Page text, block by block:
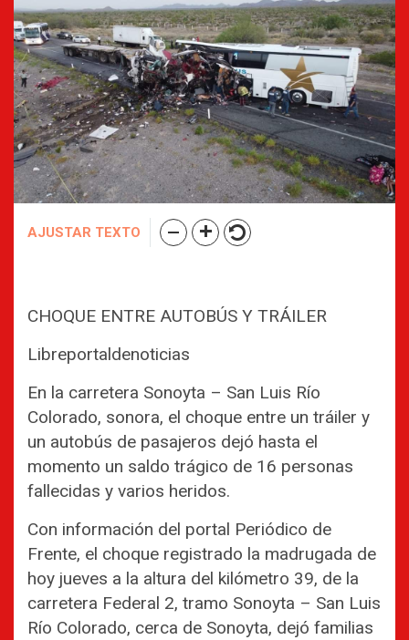
AJUSTAR TEXTO
CHOQUE ENTRE AUTOBÚS Y TRÁILER
Libreportaldenoticias
En la carretera Sonoyta – San Luis Río
Colorado, sonora, el choque entre un tráiler y
un autobús de pasajeros dejó hasta el
momento un saldo trágico de 16 personas
fallecidas y varios heridos.
Con información del portal Periódico de
Frente, el choque registrado la madrugada de
hoy jueves a la altura del kilómetro 39, de la
carretera Federal 2, tramo Sonoyta – San Luis
Río Colorado, cerca de Sonoyta, dejó familias